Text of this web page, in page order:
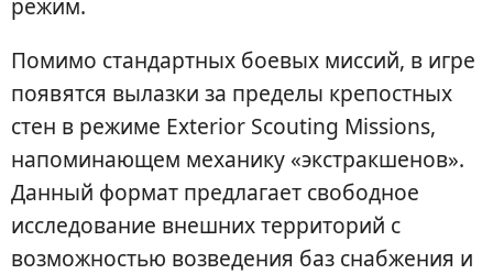
Помимо стандартных боевых миссий, в игре
появятся вылазки за пределы крепостных
стен в режиме Exterior Scouting Missions,
напоминающем механику «экстракшенов».
Данный формат предлагает свободное
исследование внешних территорий с
возможностью возведения баз снабжения и